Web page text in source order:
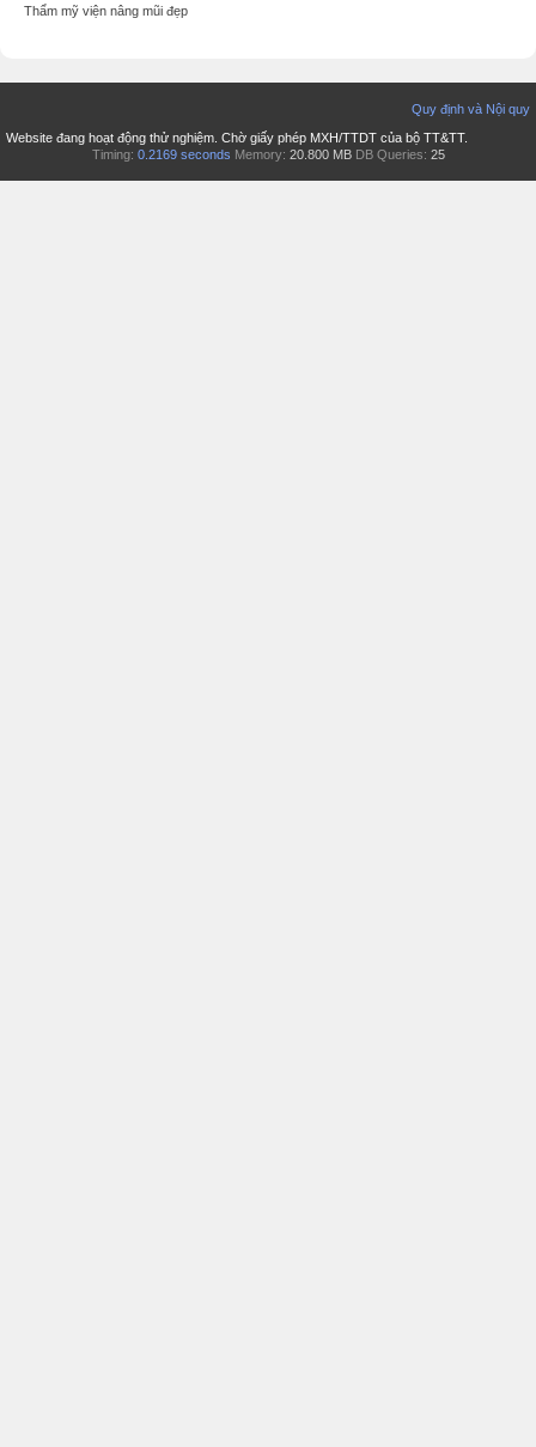
Thẩm mỹ viện nâng mũi đẹp
Quy định và Nội quy
Website đang hoạt động thử nghiệm. Chờ giấy phép MXH/TTDT của bộ TT&TT.
Timing: 0.2169 seconds Memory: 20.800 MB DB Queries: 25